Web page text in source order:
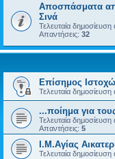
Αποσπάσματα
Σινά
Τελευταία
Απαντήσεις: 32
Επίσημος
Τελευταία
...ποίημα για
Τελευταία
Απαντήσεις: 5
Ι.Μ.Αγίας
Τελευταία